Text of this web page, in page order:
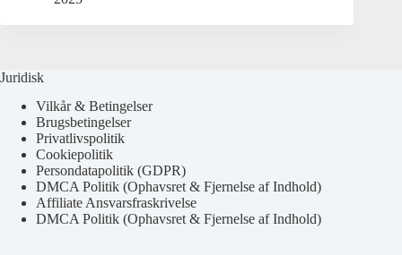
Juridisk
Vilkår & Betingelser
Brugsbetingelser
Privatlivspolitik
Cookiepolitik
Persondatapolitik (GDPR)
DMCA Politik (Ophavsret & Fjernelse af Indhold)
Affiliate Ansvarsfraskrivelse
DMCA Politik (Ophavsret & Fjernelse af Indhold)